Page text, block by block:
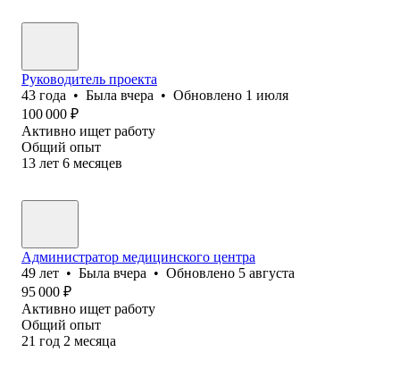
Руководитель проекта
43 года • Была вчера • Обновлено 1 июля
100 000 ₽
Активно ищет работу
Общий опыт
13 лет 6 месяцев
Администратор медицинского центра
49 лет • Была вчера • Обновлено 5 августа
95 000 ₽
Активно ищет работу
Общий опыт
21 год 2 месяца